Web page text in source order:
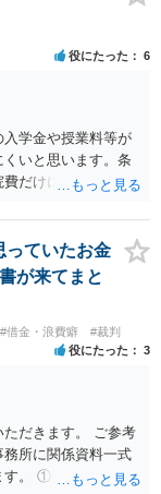
願いし、調停を起こ
いくことをご提案し
拠があるため、有利
より高い養育費、財
方から有利な条件を
必要です。夫婦二人
を知ったことによっ
うことはよくありま
ずに、まずは証拠を
って、離婚事由の確
した。交渉を有利に
役にたった 6
学金や授業料等が
いと思います。条
だけに限定される
に必要となった医
条項と読むのが自然
費用などの教育費に
求できる」とまで
費用をどこまで負
子どもの年齢、大
資産状況、進学先
す。公正証書の他
定められている
学費用」に関する
れます。
っていたお金
が来てまと
#借金・浪費癖 #裁判
役にたった 3
ただきます。 ご参考
所に関係資料一式
す。 ① このLINEの